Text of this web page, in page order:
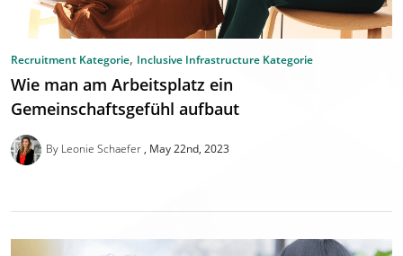
Recruitment Kategorie, Inclusive Infrastructure Kategorie
Wie man am Arbeitsplatz ein
Gemeinschaftsgefühl aufbaut
By Leonie Schaefer May 22nd, 2023